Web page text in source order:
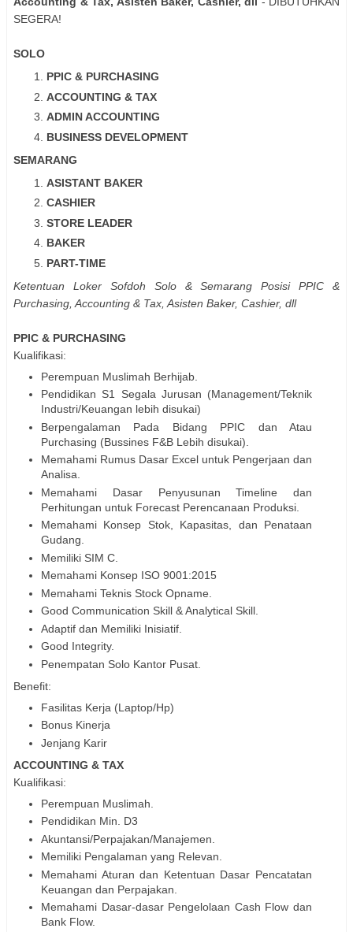
SEGERA!
SOLO
PPIC & PURCHASING
ACCOUNTING & TAX
ADMIN ACCOUNTING
BUSINESS DEVELOPMENT
SEMARANG
ASISTANT BAKER
CASHIER
STORE LEADER
BAKER
PART-TIME
Ketentuan Loker Sofdoh Solo & Semarang Posisi PPIC &
Purchasing, Accounting & Tax, Asisten Baker, Cashier, dll
PPIC & PURCHASING
Kualifikasi:
Perempuan Muslimah Berhijab.
Pendidikan S1 Segala Jurusan (Management/Teknik
Industri/Keuangan lebih disukai)
Berpengalaman Pada Bidang PPIC dan Atau
Purchasing (Bussines F&B Lebih disukai).
Memahami Rumus Dasar Excel untuk Pengerjaan dan
Analisa.
Memahami Dasar Penyusunan Timeline dan
Perhitungan untuk Forecast Perencanaan Produksi.
Memahami Konsep Stok, Kapasitas, dan Penataan
Gudang.
Memiliki SIM C.
Memahami Konsep ISO 9001:2015
Memahami Teknis Stock Opname.
Good Communication Skill & Analytical Skill.
Adaptif dan Memiliki Inisiatif.
Good Integrity.
Penempatan Solo Kantor Pusat.
Benefit:
Fasilitas Kerja (Laptop/Hp)
Bonus Kinerja
Jenjang Karir
ACCOUNTING & TAX
Kualifikasi:
Perempuan Muslimah.
Pendidikan Min. D3
Akuntansi/Perpajakan/Manajemen.
Memiliki Pengalaman yang Relevan.
Memahami Aturan dan Ketentuan Dasar Pencatatan
Keuangan dan Perpajakan.
Memahami Dasar-dasar Pengelolaan Cash Flow dan
Bank Flow.